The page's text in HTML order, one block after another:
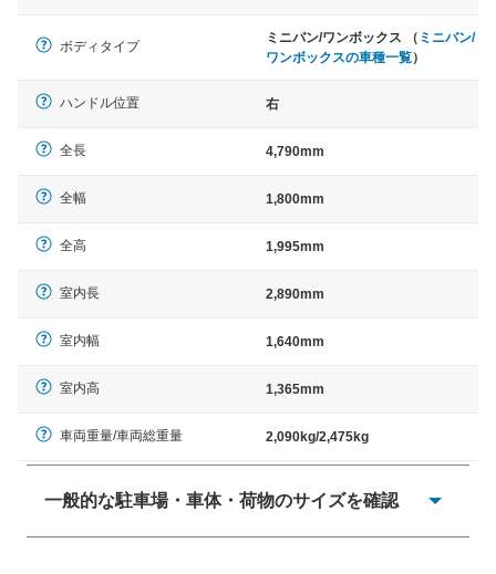
ボディタイプ
ミニバン/ワンボックス （ ミニバン/
ワンボックスの車種一覧）
ハンドル位置 右
全長 4,790mm
全幅 1,800mm
全高 1,995mm
室内長 2,890mm
室内幅 1,640mm
室内高 1,365mm
車両重量/車両総重量 2,090kg/2,475kg
一般的な駐車場・車体・荷物のサイズを確認